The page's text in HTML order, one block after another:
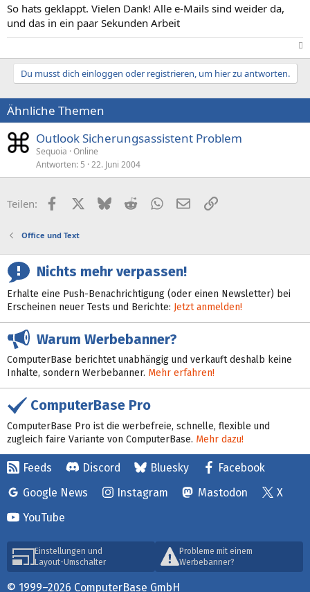
So hats geklappt. Vielen Dank! Alle e-Mails sind weider da,
und das in ein paar Sekunden Arbeit
​
Du musst dich einloggen oder registrieren, um hier zu antworten.
Ähnliche Themen
Outlook Sicherungsassistent Problem
Sequoia Online
Antworten 5 22. Juni 2004
Teilen: FacebookX (Twitter)
BlueskyRedditWhatsApp
E-MailLink
Office und Text
Nichts mehr verpassen!
Erhalte eine Push-Benachrichtigung (oder einen Newsletter) bei
Erscheinen neuer Tests und Berichte: Jetzt anmelden!
Warum Werbebanner?
ComputerBase berichtet unabhängig und verkauft deshalb keine
Inhalte, sondern Werbebanner. Mehr erfahren!
ComputerBase Pro
ComputerBase Pro ist die werbefreie, schnelle, flexible und
zugleich faire Variante von ComputerBase. Mehr dazu!
Feeds Discord Bluesky
Facebook
Google News
Instagram Mastodon
X
YouTube
Einstellungen und
Layout-Umschalter
Probleme mit einem
Werbebanner?
© 1999–2026 ComputerBase GmbH